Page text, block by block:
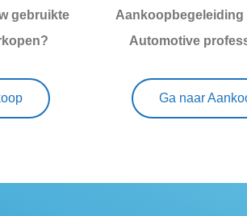
gebruikte
Aankoopbegeleiding
Automotive
Ga naar